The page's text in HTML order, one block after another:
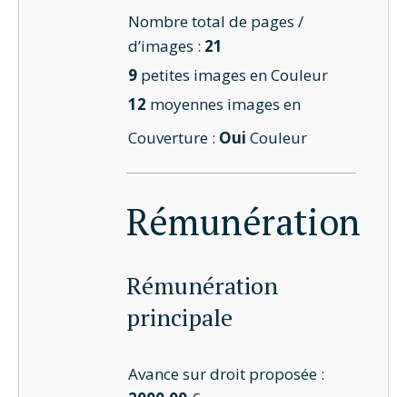
Nombre total de pages /
d’images : 21
9 petites images en Couleur
12 moyennes images en
Couverture : Oui Couleur
Rémunération
Rémunération
principale
Avance sur droit proposée :